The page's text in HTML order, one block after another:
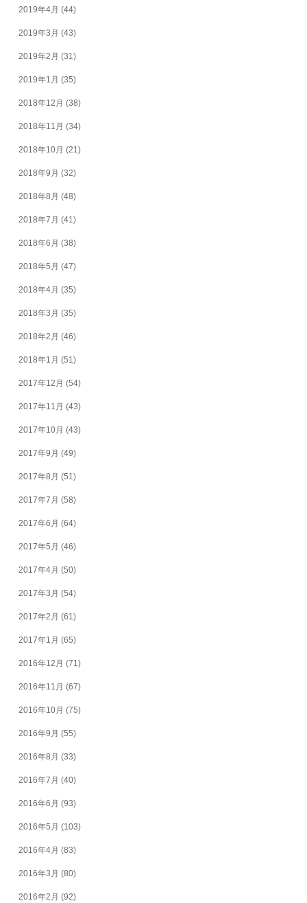
2019年4月 (44)
2019年3月 (43)
2019年2月 (31)
2019年1月 (35)
2018年12月 (38)
2018年11月 (34)
2018年10月 (21)
2018年9月 (32)
2018年8月 (48)
2018年7月 (41)
2018年6月 (38)
2018年5月 (47)
2018年4月 (35)
2018年3月 (35)
2018年2月 (46)
2018年1月 (51)
2017年12月 (54)
2017年11月 (43)
2017年10月 (43)
2017年9月 (49)
2017年8月 (51)
2017年7月 (58)
2017年6月 (64)
2017年5月 (46)
2017年4月 (50)
2017年3月 (54)
2017年2月 (61)
2017年1月 (65)
2016年12月 (71)
2016年11月 (67)
2016年10月 (75)
2016年9月 (55)
2016年8月 (33)
2016年7月 (40)
2016年6月 (93)
2016年5月 (103)
2016年4月 (83)
2016年3月 (80)
2016年2月 (92)